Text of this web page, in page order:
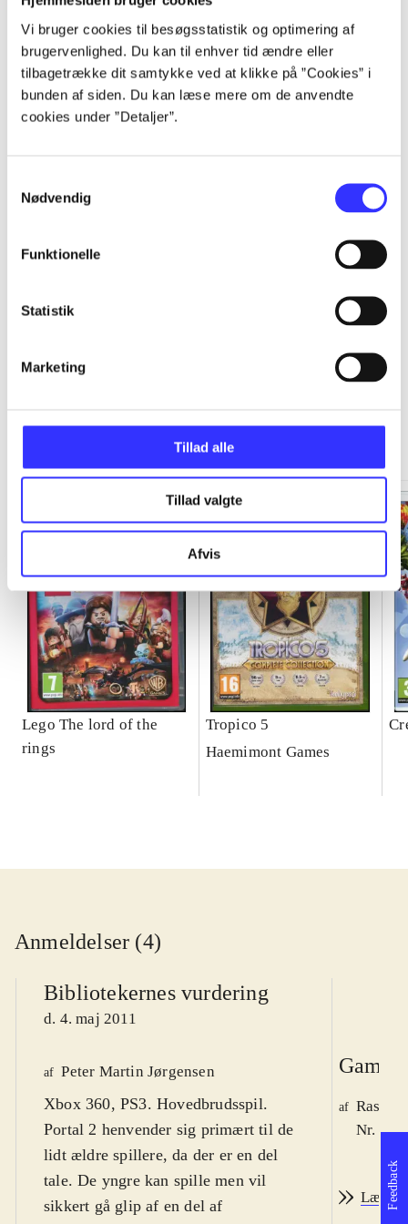
Vi bruger cookies til besøgsstatistik og optimering af
brugervenlighed. Du kan til enhver tid ændre eller
tilbagetrække dit samtykke ved at klikke på ”Cookies” i
bunden af siden. Du kan læse mere om de anvendte
cookies under ”Detaljer”.
Nødvendig
Funktionelle
Statistik
Marketing
Tillad alle
Tillad valgte
Afvis
Alle registrerede artikler fordelt på udgivelser
...
...
Lego The lord of the
rings
Tropico 5
Haemimont Games
Anmeldelser (4)
Bibliotekernes vurdering
d. 4. maj 2011
af Peter Martin Jørgensen
Xbox 360, PS3. Hovedbrudsspil.
Portal 2 henvender sig primært til de
lidt ældre spillere, da der er en del
tale. De yngre kan spille men vil
sikkert gå glip af en del af
Game
af
Nr.
LæsFeedback